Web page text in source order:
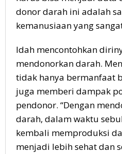
donor darah ini adalah
kemanusiaan yang
Idah mencontohkan
mendonorkan darah.
tidak hanya bermanfaat
juga memberi dampak
pendonor. “Dengan
darah, dalam waktu
kembali memproduksi
menjadi lebih sehat dan